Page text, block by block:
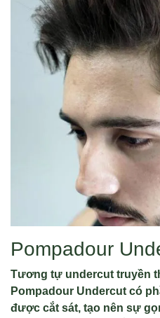
Pompadour
Tương tự undercut truyền
Pompadour Undercut có
được cắt sát, tạo nên sự